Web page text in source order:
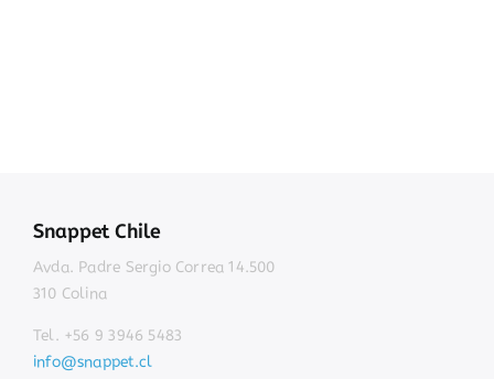
Snappet Chile
Avda. Padre Sergio Correa 14.500
310 Colina
Tel. +56 9 3946 5483
info@snappet.cl